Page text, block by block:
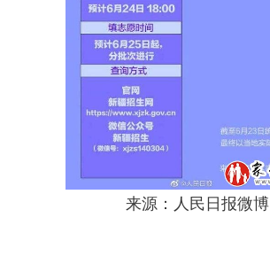
来源：人民日报微博